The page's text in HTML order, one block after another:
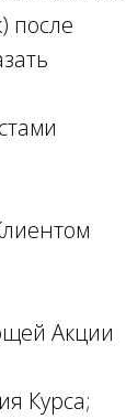
после
Акции
Курса;